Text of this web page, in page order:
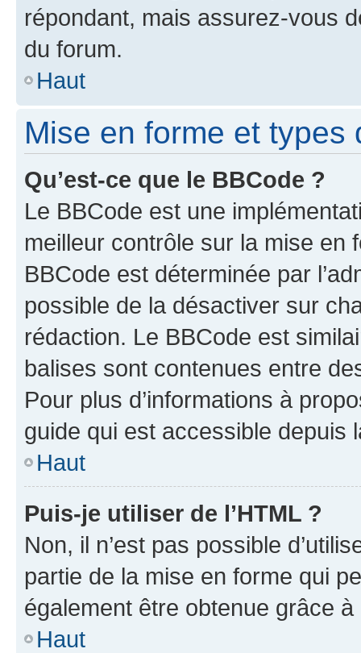
répondant, mais assurez-vous
du forum.
Haut
Mise en forme et types
Qu’est-ce que le BBCode ?
Le BBCode est une
meilleur contrôle sur la mise en
BBCode est déterminée par
possible de la désactiver sur
rédaction. Le BBCode est
balises sont contenues entre
Pour plus d’informations à
guide qui est accessible depuis
Haut
Puis-je utiliser de l’HTML ?
Non, il n’est pas possible
partie de la mise en forme qui
également être obtenue grâce à
Haut